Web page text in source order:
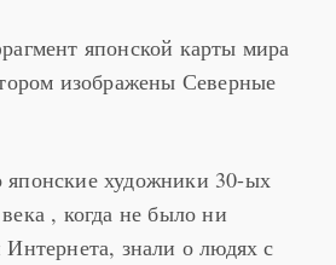
японской карты мира
изображены Северные
художники 30-ых
, когда не было ни
знали о людях с